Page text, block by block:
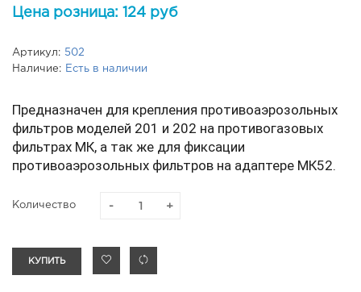
Цена розница: 124 руб
Артикул: 502
Наличие:
Есть в наличии
Предназначен для крепления противоаэрозольных
фильтров моделей 201 и 202 на противогазовых
фильтрах МК, а так же для фиксации
противоаэрозольных фильтров на адаптере МК52.
Количество
КУПИТЬ